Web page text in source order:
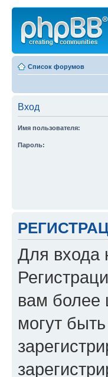
Список форумов
Вход
Имя пользователя:
Пароль:
Для входа
вам более
могут